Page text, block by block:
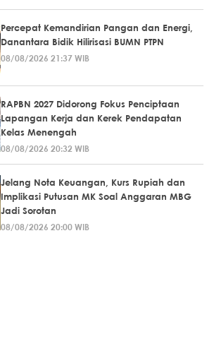
Percepat Kemandirian Pangan dan Energi,
Danantara Bidik Hilirisasi BUMN PTPN
08/08/2026 21:37 WIB
RAPBN 2027 Didorong Fokus Penciptaan
Lapangan Kerja dan Kerek Pendapatan
Kelas Menengah
08/08/2026 20:32 WIB
Jelang Nota Keuangan, Kurs Rupiah dan
Implikasi Putusan MK Soal Anggaran MBG
Jadi Sorotan
08/08/2026 20:00 WIB